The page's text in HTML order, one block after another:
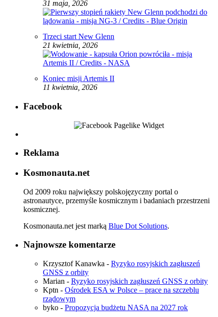
31 maja, 2026
Trzeci start New Glenn
21 kwietnia, 2026
Koniec misji Artemis II
11 kwietnia, 2026
Facebook
Reklama
Kosmonauta.net
Od 2009 roku największy polskojęzyczny portal o
astronautyce, przemyśle kosmicznym i badaniach przestrzeni
kosmicznej.
Kosmonauta.net jest marką Blue Dot Solutions.
Najnowsze komentarze
Krzysztof Kanawka - Ryzyko rosyjskich zagłuszeń
GNSS z orbity
Marian - Ryzyko rosyjskich zagłuszeń GNSS z orbity
Kptn - Ośrodek ESA w Polsce – prace na szczeblu
rządowym
byko - Propozycja budżetu NASA na 2027 rok